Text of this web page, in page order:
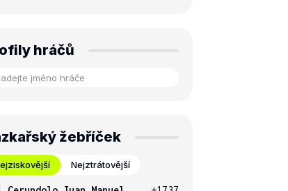
hráčů
žebříček
Nejztrátovější